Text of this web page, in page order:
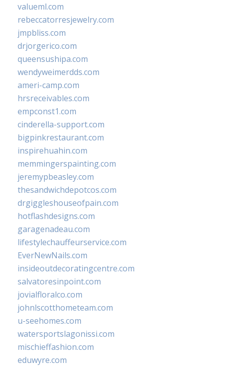
valueml.com
rebeccatorresjewelry.com
jmpbliss.com
drjorgerico.com
queensushipa.com
wendyweimerdds.com
ameri-camp.com
hrsreceivables.com
empconst1.com
cinderella-support.com
bigpinkrestaurant.com
inspirehuahin.com
memmingerspainting.com
jeremypbeasley.com
thesandwichdepotcos.com
drgiggleshouseofpain.com
hotflashdesigns.com
garagenadeau.com
lifestylechauffeurservice.com
EverNewNails.com
insideoutdecoratingcentre.com
salvatoresinpoint.com
jovialfloralco.com
johnlscotthometeam.com
u-seehomes.com
watersportslagonissi.com
mischieffashion.com
eduwyre.com